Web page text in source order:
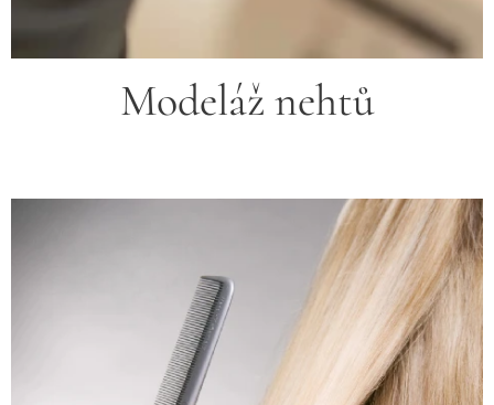
Modeláž nehtů